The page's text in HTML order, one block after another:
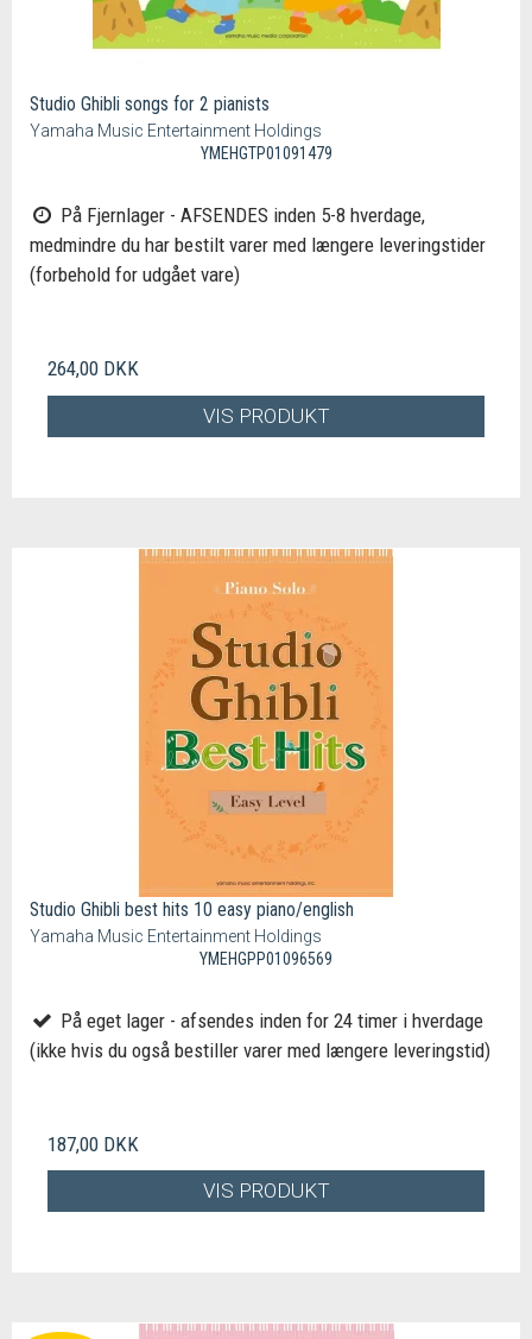
Studio Ghibli songs for 2 pianists
Yamaha Music Entertainment Holdings
YMEHGTP01091479
På Fjernlager - AFSENDES inden 5-8 hverdage,
medmindre du har bestilt varer med længere leveringstider
(forbehold for udgået vare)
264,00 DKK
VIS PRODUKT
Studio Ghibli best hits 10 easy piano/english
Yamaha Music Entertainment Holdings
YMEHGPP01096569
På eget lager - afsendes inden for 24 timer i hverdage
(ikke hvis du også bestiller varer med længere leveringstid)
187,00 DKK
VIS PRODUKT